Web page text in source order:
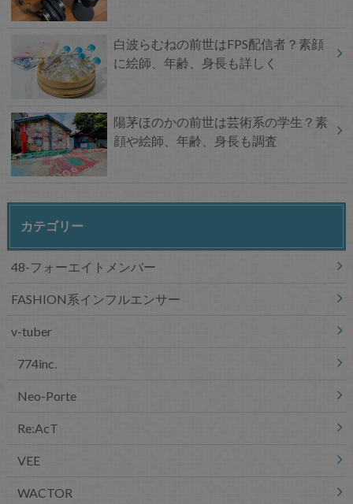
白波らむねの前世はFPS配信者？素顔
に絵師、年齢、身長も詳しく
陽茅ほのかの前世は芸術系の学生？素
顔や絵師、年齢、身長も調査
カテゴリー
48-フォーエイトメンバー
FASHION系インフルエンサー
v-tuber
774inc.
Neo-Porte
Re:AcT
VEE
WACTOR